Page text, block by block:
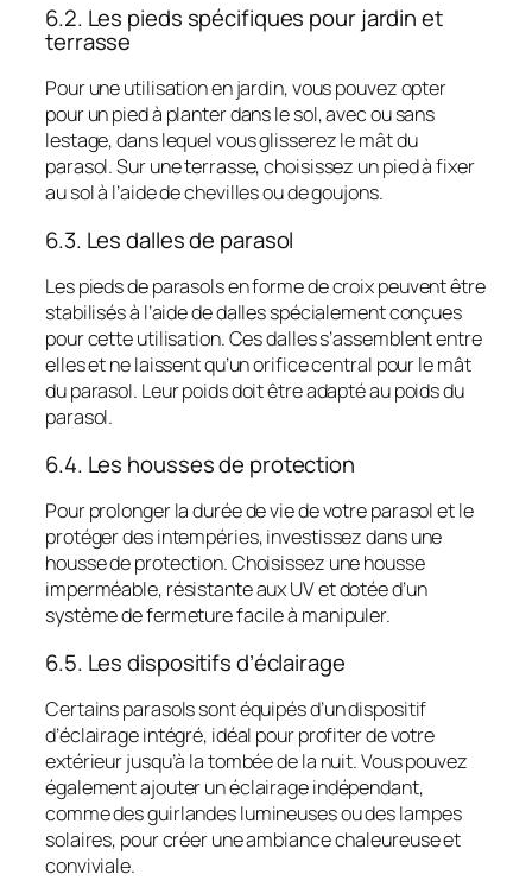
6.2. Les pieds spécifiques pour jardin et
terrasse
Pour une utilisation en jardin, vous pouvez opter
pour un pied à planter dans le sol, avec ou sans
lestage, dans lequel vous glisserez le mât du
parasol. Sur une terrasse, choisissez un pied à fixer
au sol à l’aide de chevilles ou de goujons.
6.3. Les dalles de parasol
Les pieds de parasols en forme de croix peuvent être
stabilisés à l’aide de dalles spécialement conçues
pour cette utilisation. Ces dalles s’assemblent entre
elles et ne laissent qu’un orifice central pour le mât
du parasol. Leur poids doit être adapté au poids du
parasol.
6.4. Les housses de protection
Pour prolonger la durée de vie de votre parasol et le
protéger des intempéries, investissez dans une
housse de protection. Choisissez une housse
imperméable, résistante aux UV et dotée d’un
système de fermeture facile à manipuler.
6.5. Les dispositifs d’éclairage
Certains parasols sont équipés d’un dispositif
d’éclairage intégré, idéal pour profiter de votre
extérieur jusqu’à la tombée de la nuit. Vous pouvez
également ajouter un éclairage indépendant,
comme des guirlandes lumineuses ou des lampes
solaires, pour créer une ambiance chaleureuse et
conviviale.